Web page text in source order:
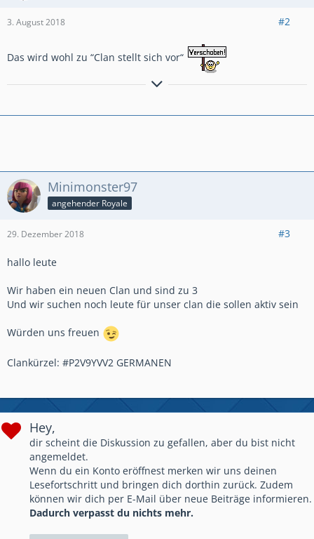
3. August 2018 #2
Das wird wohl zu “Clan stellt sich vor“
Das Phantom
Minimonster97
angehender Royale
29. Dezember 2018 #3
hallo leute
Wir haben ein neuen Clan und sind zu 3
Und wir suchen noch leute für unser clan die sollen aktiv sein
Würden uns freuen
Clankürzel: #P2V9YVV2 GERMANEN
Hey,
dir scheint die Diskussion zu gefallen, aber du bist nicht
angemeldet.
Wenn du ein Konto eröffnest merken wir uns deinen
Lesefortschritt und bringen dich dorthin zurück. Zudem
können wir dich per E-Mail über neue Beiträge informieren.
Dadurch verpasst du nichts mehr.